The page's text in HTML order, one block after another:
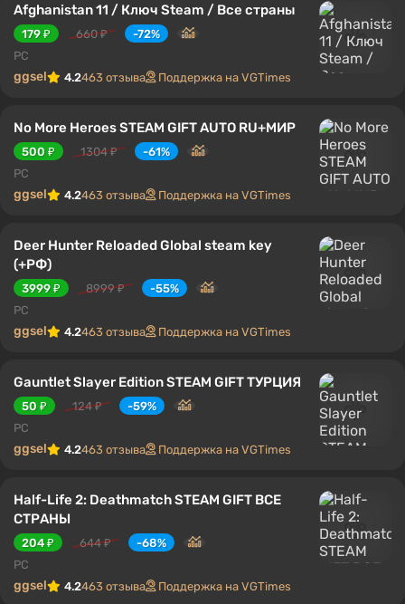
Afghanistan 11 / Ключ Steam / Все страны
179 ₽ 660 ₽
-72%
PC
ggsel 4.2463 отзыва Поддержка на VGTimes
No More Heroes STEAM GIFT AUTO RU+МИР
500 ₽ 1304 ₽
-61%
PC
ggsel 4.2463 отзыва Поддержка на VGTimes
Deer Hunter Reloaded Global steam key
(+РФ)
3999 ₽ 8999 ₽
-55%
PC
ggsel 4.2463 отзыва Поддержка на VGTimes
Gauntlet Slayer Edition STEAM GIFT ТУРЦИЯ
50 ₽ 124 ₽
-59%
PC
ggsel 4.2463 отзыва Поддержка на VGTimes
Half-Life 2: Deathmatch STEAM GIFT ВСЕ
СТРАНЫ
204 ₽ 644 ₽
-68%
PC
ggsel 4.2463 отзыва Поддержка на VGTimes